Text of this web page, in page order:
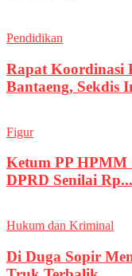
Pendidikan
Rapat Koordinasi
Bantaeng, Sekdis
Figur
Ketum PP HPMM
DPRD Senilai
Hukum dan Kriminal
Di Duga Sopir